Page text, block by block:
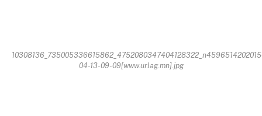
04-13-09-09[www.urlag.mn].jpg